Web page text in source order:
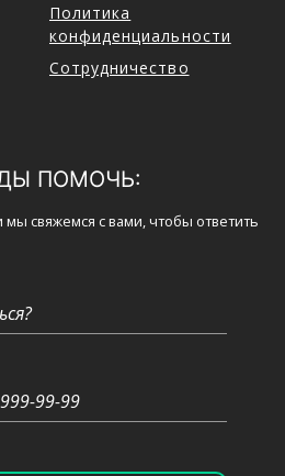
Политика
конфиденциальности
Сотрудничество
ПОМОЧЬ:
мы свяжемся с вами, чтобы ответить